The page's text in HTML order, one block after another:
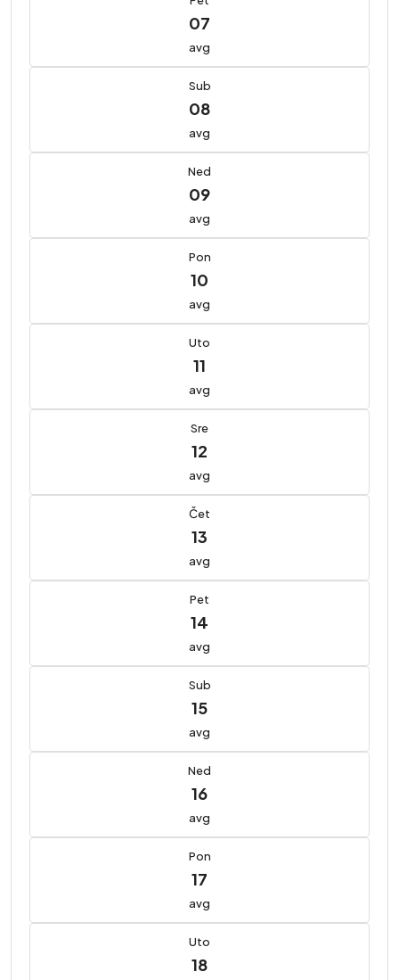
07
avg
Sub
08
avg
Ned
09
avg
Pon
10
avg
Uto
11
avg
Sre
12
avg
Čet
13
avg
Pet
14
avg
Sub
15
avg
Ned
16
avg
Pon
17
avg
Uto
18